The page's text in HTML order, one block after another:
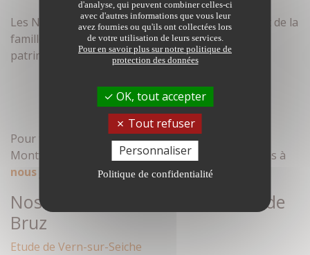
Les Notaires de Bruz, agissent également en droit de la
famille, de l’entreprise, ainsi que dans la gestion
patrimoniale.
Pour tout projet d’achat immobilier à Breal Sous
Montfort, Guichen et Vern sur Seiche, n’hésitez pas à
nous joindre
Nos études – Notaires Associés de
Bruz
Etude de Vern-sur-Seiche
d'analyse, qui peuvent combiner celles-ci
avec d'autres informations que vous leur
avez fournies ou qu'ils ont collectées lors
de votre utilisation de leurs services.
Pour en savoir plus sur notre politique de
protection des données
OK, tout accepter
Tout refuser
Personnaliser
Politique de confidentialité